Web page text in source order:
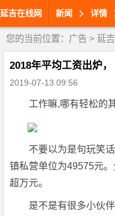
延吉在线网 新闻 详情
您的当前位置： 广告 > 延
2018年平均工资出炉
2019-07-13 09:56
工作嘛,哪有轻松的
不要以为是句玩笑
镇私营单位为49575元
超万元。
是不是有很多小伙